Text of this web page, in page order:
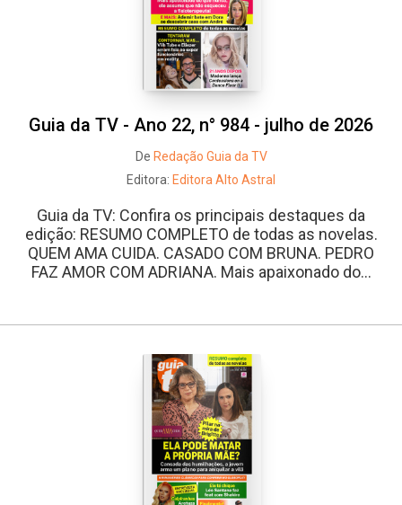
Guia da TV - Ano 22, n° 984 - julho de 2026
De Redação Guia da TV
Editora: Editora Alto Astral
Guia da TV: Confira os principais destaques da
edição: RESUMO COMPLETO de todas as novelas.
QUEM AMA CUIDA. CASADO COM BRUNA. PEDRO
FAZ AMOR COM ADRIANA. Mais apaixonado do...
Facebook Twitter